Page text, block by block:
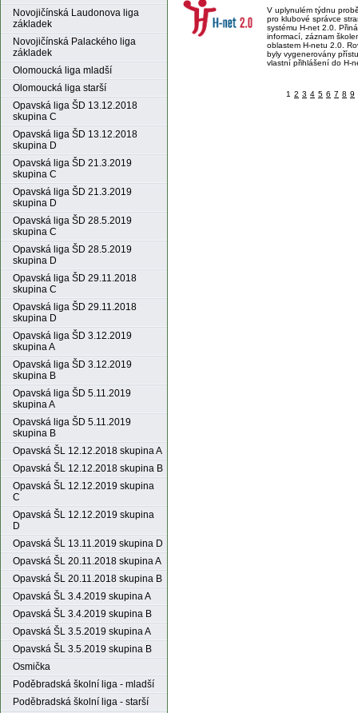
Novojičínská Laudonova liga
základek
Novojičínská Palackého liga
základek
Olomoucká liga mladší
Olomoucká liga starší
Opavská liga ŠD 13.12.2018
skupina C
Opavská liga ŠD 13.12.2018
skupina D
Opavská liga ŠD 21.3.2019
skupina C
Opavská liga ŠD 21.3.2019
skupina D
Opavská liga ŠD 28.5.2019
skupina C
Opavská liga ŠD 28.5.2019
skupina D
Opavská liga ŠD 29.11.2018
skupina C
Opavská liga ŠD 29.11.2018
skupina D
Opavská liga ŠD 3.12.2019
skupina A
Opavská liga ŠD 3.12.2019
skupina B
Opavská liga ŠD 5.11.2019
skupina A
Opavská liga ŠD 5.11.2019
skupina B
Opavská ŠL 12.12.2018 skupina A
Opavská ŠL 12.12.2018 skupina B
Opavská ŠL 12.12.2019 skupina
C
Opavská ŠL 12.12.2019 skupina
D
Opavská ŠL 13.11.2019 skupina D
Opavská ŠL 20.11.2018 skupina A
Opavská ŠL 20.11.2018 skupina B
Opavská ŠL 3.4.2019 skupina A
Opavská ŠL 3.4.2019 skupina B
Opavská ŠL 3.5.2019 skupina A
Opavská ŠL 3.5.2019 skupina B
Osmička
Poděbradská školní liga - mladší
Poděbradská školní liga - starší
V uplynulém týdnu
pro klubové správce
systému H-net 2.0.
informací, záznam
oblastem H-netu 2.0.
byly vygenerovány
vlastní přihlášení do H-
1 2 3 4 5 6 7 8 9